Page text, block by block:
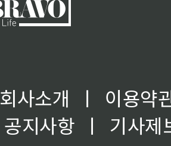
회사소개 ㅣ
이용약
공지사항
ㅣ
기사제